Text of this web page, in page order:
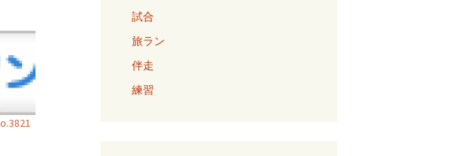
試合
旅ラン
伴走
練習